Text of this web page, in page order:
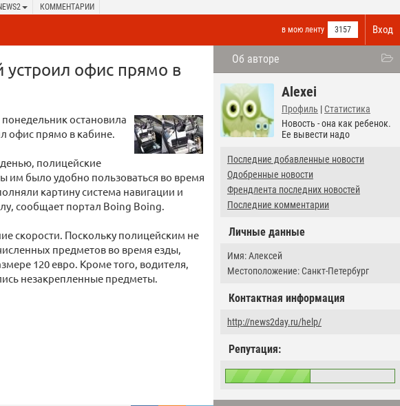
КОММЕНТАРИИ
Вход
в мою ленту 3157
Об авторе
Alexei
Профиль | Статистика
Новость - она как ребенок.
Ее вывести надо
Последние добавленные новости
Одобренные новости
Френдлента последних новостей
Последние комментарии
Личные данные
Имя: Алексей
Местоположение: Санкт-Петербург
Контактная информация
http://news2day.ru/help/
Репутация:
устроил офис прямо в
остановила
офис прямо в кабине.
полицейские
им было удобно пользоваться во время
картину система навигации и
сообщает портал Boing Boing.
скорости. Поскольку полицейским не
предметов во время езды,
120 евро. Кроме того, водителя,
незакрепленные предметы.